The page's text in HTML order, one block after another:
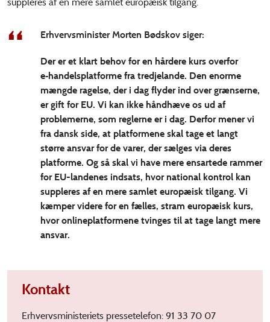
Erhvervsminister Morten Bødskov siger:
Der er et klart behov for en hårdere kurs overfor
e‑handelsplatforme fra tredjelande. Den enorme
mængde ragelse, der i dag flyder ind over grænserne,
er gift for EU. Vi kan ikke håndhæve os ud af
problemerne, som reglerne er i dag. Derfor mener vi
fra dansk side, at platformene skal tage et langt
større ansvar for de varer, der sælges via deres
platforme. Og så skal vi have mere ensartede rammer
for EU-landenes indsats, hvor national kontrol kan
suppleres af en mere samlet europæisk tilgang. Vi
kæmper videre for en fælles, stram europæisk kurs,
hvor onlineplatformene tvinges til at tage langt mere
ansvar.
Kontakt
Erhvervsministeriets pressetelefon: 91 33 70 07